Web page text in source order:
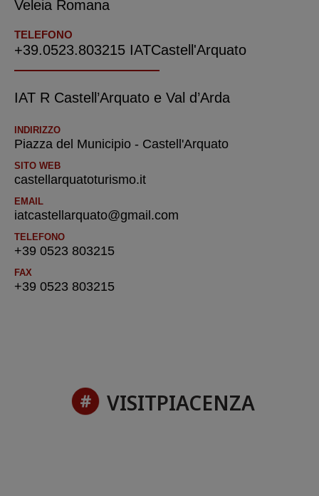
Veleia Romana
TELEFONO
+39.0523.803215 IATCastell'Arquato
IAT R Castell’Arquato e Val d’Arda
INDIRIZZO
Piazza del Municipio - Castell'Arquato
SITO WEB
castellarquatoturismo.it
EMAIL
iatcastellarquato@gmail.com
TELEFONO
+39 0523 803215
FAX
+39 0523 803215
VISITPIACENZA